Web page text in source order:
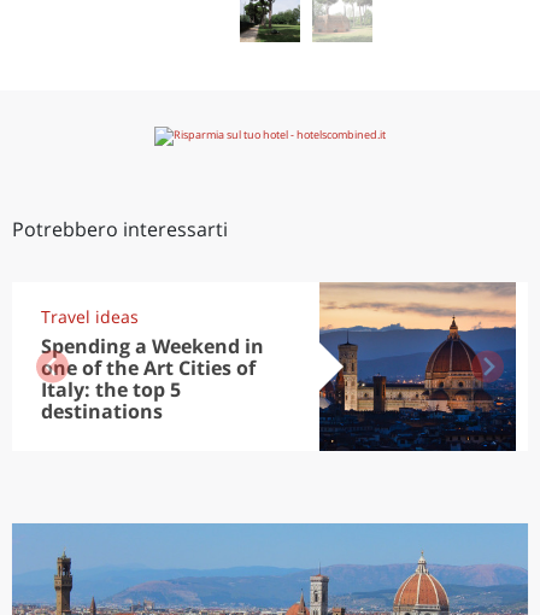
Potrebbero interessarti
Travel ideas
Spending a Weekend in
one of the Art Cities of
Italy: the top 5
destinations